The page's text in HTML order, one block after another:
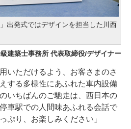
」出発式ではデザインを担当した川西
建築士事務所 代表取締役/デザイナー
いただけるよう、お客さまのさ
する多様性にあふれた車内設備
いちばんのご馳走は、西日本の
車駅での人間味あふれる会話で
ぷり、お楽しみください」